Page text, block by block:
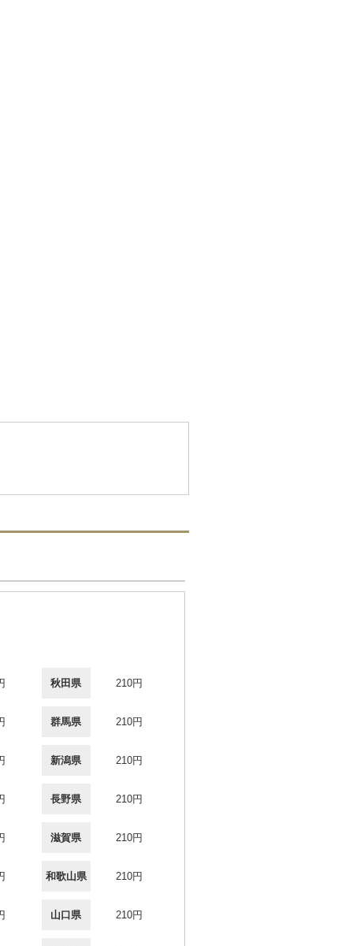
秋田県 210円
群馬県 210円
新潟県 210円
長野県 210円
滋賀県 210円
和歌山県 210円
山口県 210円